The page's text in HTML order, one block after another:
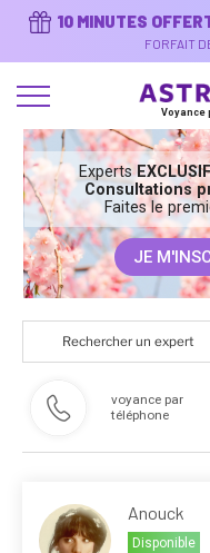
10 MINUTES
FORFAIT
Voyance
Experts
Consultations
Faites le
JE
voyance par
téléphone
Anouck
Disponible